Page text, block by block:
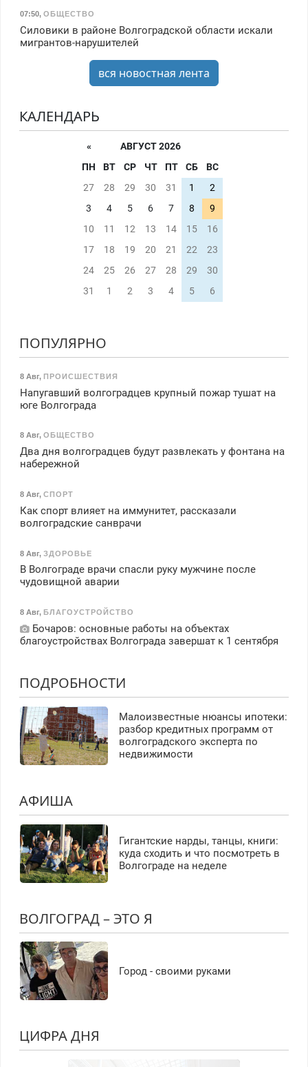
07:50, ОБЩЕСТВО
Силовики в районе Волгоградской области искали
мигрантов-нарушителей
вся новостная лента
КАЛЕНДАРЬ
«
АВГУСТ 2026
ПН
ВТ СР ЧТ ПТ СБ
ВС
27
28 29 30 31 1
2
3
4 5 6 7 8
9
10
11 12 13 14 15
16
17
18 19 20 21 22
23
24
25 26 27 28 29
30
31
1 2 3 4 5 6
ПОПУЛЯРНО
8 Авг, ПРОИСШЕСТВИЯ
Напугавший волгоградцев крупный пожар тушат на
юге Волгограда
8 Авг, ОБЩЕСТВО
Два дня волгоградцев будут развлекать у фонтана на
набережной
8 Авг, СПОРТ
Как спорт влияет на иммунитет, рассказали
волгоградские санврачи
8 Авг, ЗДОРОВЬЕ
В Волгограде врачи спасли руку мужчине после
чудовищной аварии
8 Авг, БЛАГОУСТРОЙСТВО
Бочаров: основные работы на объектах
благоустройствах Волгограда завершат к 1 сентября
ПОДРОБНОСТИ
Малоизвестные нюансы ипотеки:
разбор кредитных программ от
волгоградского эксперта по
недвижимости
АФИША
Гигантские нарды, танцы, книги:
куда сходить и что посмотреть в
Волгограде на неделе
ВОЛГОГРАД – ЭТО Я
Город - своими руками
ЦИФРА ДНЯ